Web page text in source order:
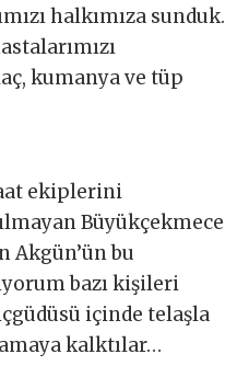
halkımıza sunduk.
kumanya ve tüp
ekiplerini
Büyükçekmece
Akgün’ün bu
bazı kişileri
içinde telaşla
kalktılar…